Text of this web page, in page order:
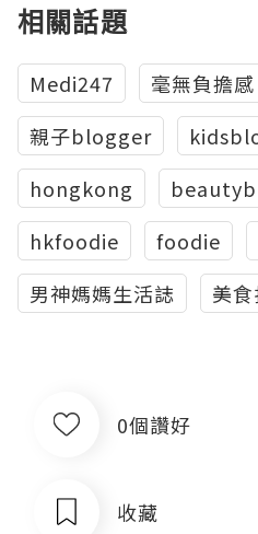
相關話題
Medi247 毫無負擔感
親子blogger
hongkong
hkfoodie
foodie
男神媽媽生活誌
美
0個讚好
收藏